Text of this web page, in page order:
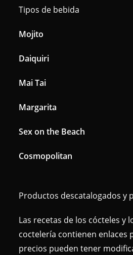
Tipos de bebida
Mojito
Daiquiri
Mai Tai
Margarita
Sex on the Beach
Cosmopolitan
Productos descatalogados y
Las recetas de los cócteles y
coctelería contienen enlaces
precios pueden tener